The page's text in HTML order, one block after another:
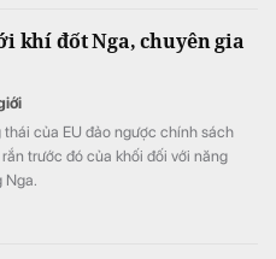
lượng công an đã phát hiện và bắt
khí đốt Nga, chuyên gia
của EU đảo ngược chính sách
trước đó của khối đối với năng
Nga.